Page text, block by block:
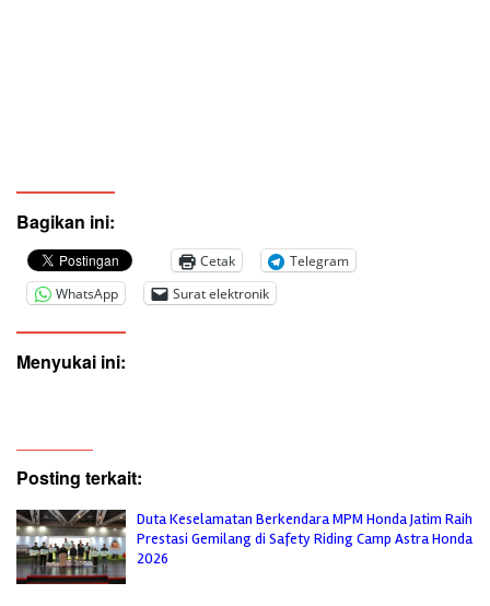
Bagikan ini:
Cetak
Telegram
WhatsApp
Surat elektronik
Menyukai ini:
Posting terkait:
Duta Keselamatan Berkendara MPM Honda Jatim Raih
Prestasi Gemilang di Safety Riding Camp Astra Honda
2026